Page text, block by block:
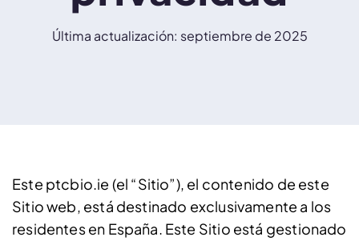
Última actualización: septiembre de 2025
Este ptcbio.ie (el “Sitio”), el contenido de este
Sitio web, está destinado exclusivamente a los
residentes en España. Este Sitio está gestionado